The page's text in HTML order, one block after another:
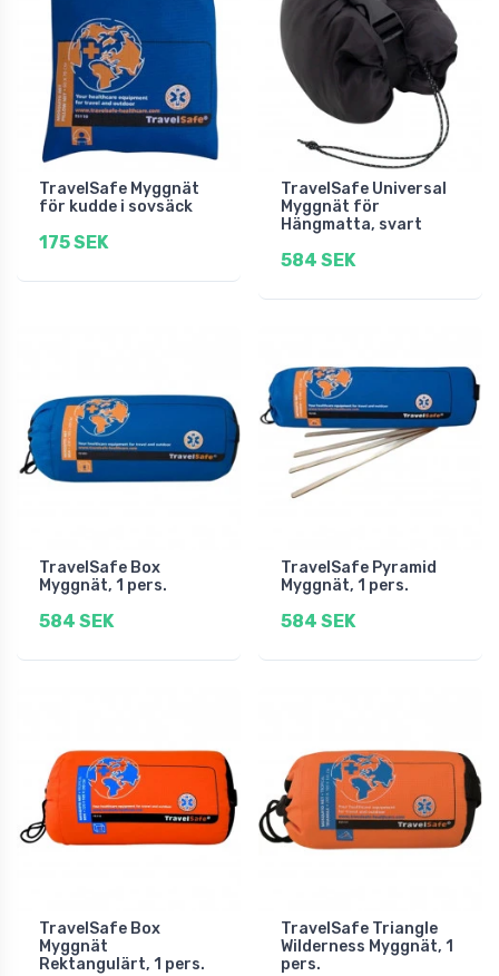
TravelSafe Myggnät
för kudde i sovsäck
175 SEK
TravelSafe Universal
Myggnät för
Hängmatta, svart
584 SEK
TravelSafe Box
Myggnät, 1 pers.
584 SEK
TravelSafe Pyramid
Myggnät, 1 pers.
584 SEK
TravelSafe Box
Myggnät
Rektangulärt, 1 pers.
TravelSafe Triangle
Wilderness Myggnät, 1
pers.